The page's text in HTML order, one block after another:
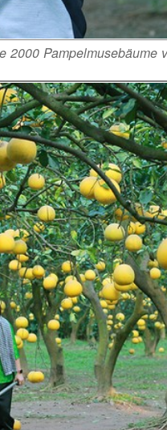
Pampelmusebäume